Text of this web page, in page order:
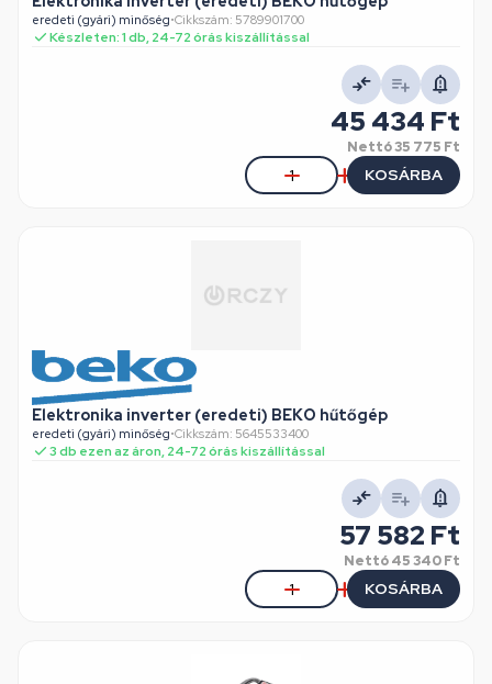
eredeti (gyári) minőség•Cikkszám: 5789901700
Készleten: 1 db, 24-72 órás kiszállítással
45 434 Ft
Nettó35 775 Ft
KOSÁRBA
Elektronika inverter (eredeti) BEKO hűtőgép
eredeti (gyári) minőség•Cikkszám: 5645533400
3 db ezen az áron, 24-72 órás kiszállítással
57 582 Ft
Nettó45 340 Ft
KOSÁRBA